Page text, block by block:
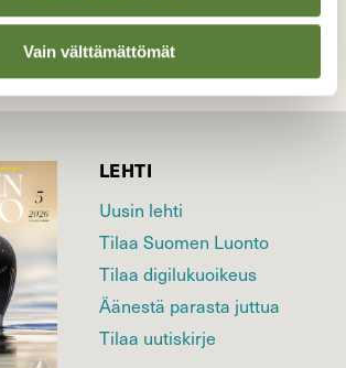
Vain välttämättömät
LEHTI
Uusin lehti
Tilaa Suomen Luonto
Tilaa digilukuoikeus
Äänestä parasta juttua
Tilaa uutiskirje